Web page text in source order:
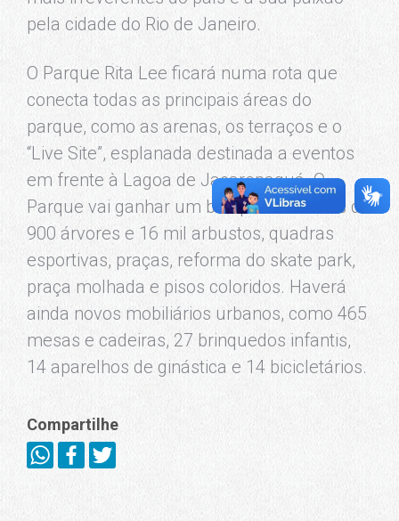
pela cidade do Rio de Janeiro.
O Parque Rita Lee ficará numa rota que
conecta todas as principais áreas do
parque, como as arenas, os terraços e o
“Live Site”, esplanada destinada a eventos
em frente à Lagoa de Jacarepaguá. O
Parque vai ganhar um bosque com mais de
900 árvores e 16 mil arbustos, quadras
esportivas, praças, reforma do skate park,
praça molhada e pisos coloridos. Haverá
ainda novos mobiliários urbanos, como 465
mesas e cadeiras, 27 brinquedos infantis,
14 aparelhos de ginástica e 14 bicicletários.
Compartilhe